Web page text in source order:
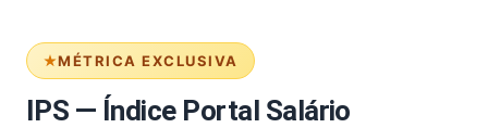
MÉTRICA EXCLUSIVA
IPS — Índice Portal Salário